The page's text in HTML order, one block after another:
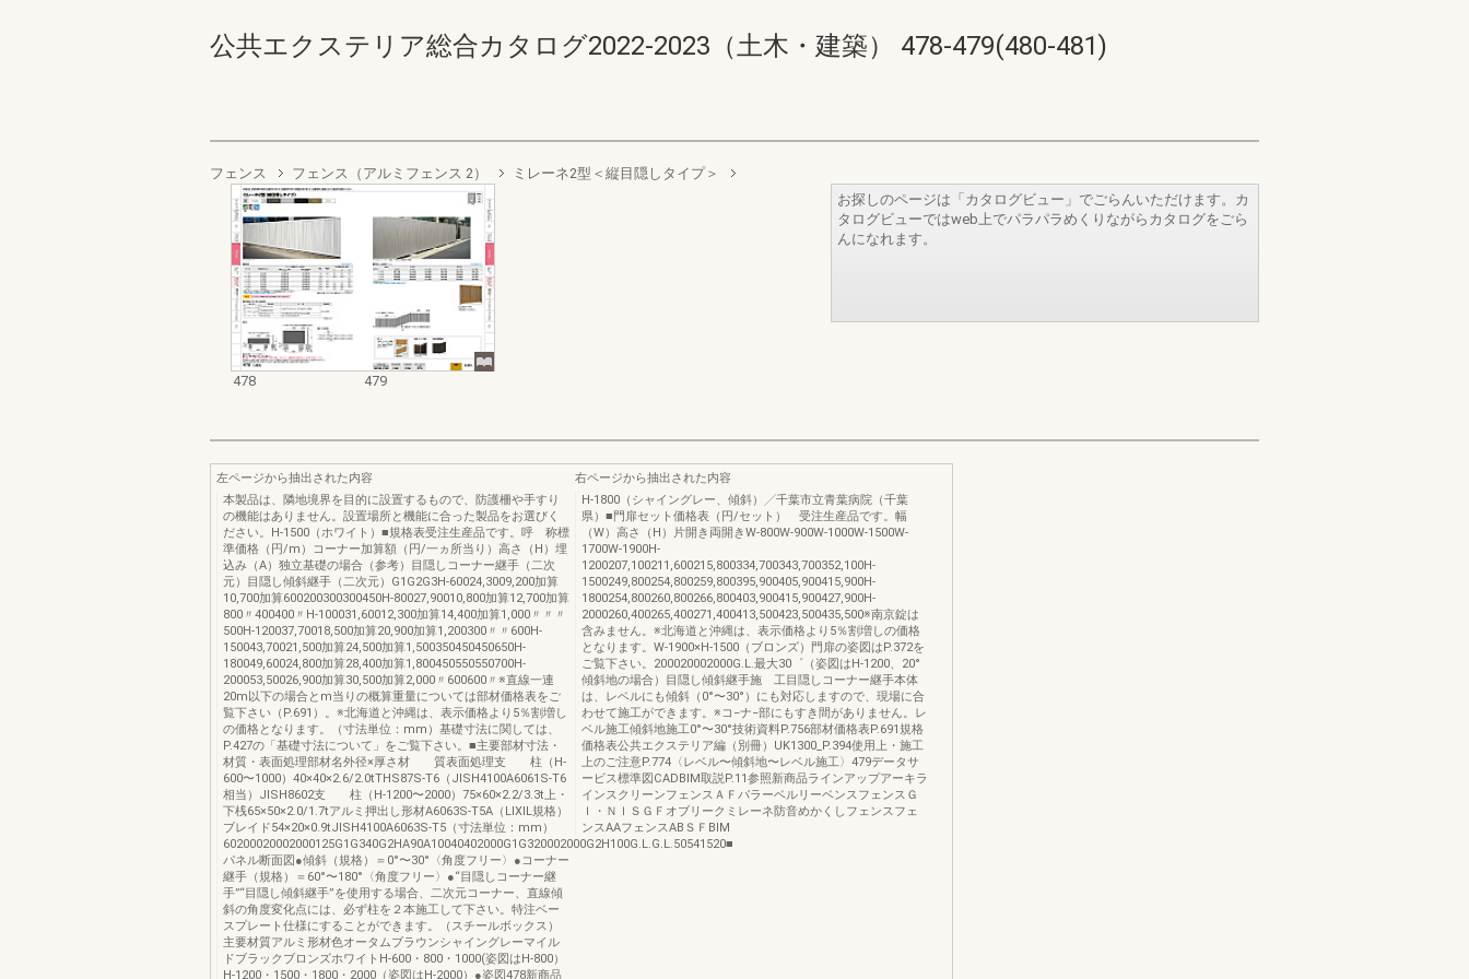
公共エクステリア総合カタログ2022-2023（土木・建築） 478-479(480-481)
フェンス フェンス（アルミフェンス 2） ミレーネ2型＜縦目隠しタイプ＞
478 479
お探しのページは「カタログビュー」でごらんいただけます。カ
タログビューではweb上でパラパラめくりながらカタログをごら
んになれます。
左ページから抽出された内容
本製品は、隣地境界を目的に設置するもので、防護柵や手すり
の機能はありません。設置場所と機能に合った製品をお選びく
ださい。H-1500（ホワイト）■規格表受注生産品です。呼 称標
準価格（円/m）コーナー加算額（円/一ヵ所当り）高さ（H）埋
込み（A）独立基礎の場合（参考）目隠しコーナー継手（二次
元）目隠し傾斜継手（二次元）G1G2G3H-60024,3009,200加算
10,700加算600200300300450H-80027,90010,800加算12,700加算
800〃400400〃H-100031,60012,300加算14,400加算1,000〃〃〃
500H-120037,70018,500加算20,900加算1,200300〃〃600H-
150043,70021,500加算24,500加算1,500350450450650H-
180049,60024,800加算28,400加算1,800450550550700H-
200053,50026,900加算30,500加算2,000〃600600〃※直線一連
20m以下の場合とm当りの概算重量については部材価格表をご
覧下さい（P.691）。※北海道と沖縄は、表示価格より5％割増し
の価格となります。（寸法単位：mm）基礎寸法に関しては、
P.427の「基礎寸法について」をご覧下さい。■主要部材寸法・
材質・表面処理部材名外径×厚さ材 質表面処理支 柱（H-
600〜1000）40×40×2.6/2.0tTHS87S-T6（JISH4100A6061S-T6
相当）JISH8602支 柱（H-1200〜2000）75×60×2.2/3.3t上・
下桟65×50×2.0/1.7tアルミ押出し形材A6063S-T5A（LIXIL規格）
ブレイド54×20×0.9tJISH4100A6063S-T5（寸法単位：mm）
60200020002000125G1G340G2HA90A10040402000G1G320002000G2H100G.L.G.L.50541520■
パネル断面図●傾斜（規格）＝0°〜30°〈角度フリー〉●コーナー
継手（規格）＝60°〜180°〈角度フリー〉●“目隠しコーナー継
手”“目隠し傾斜継手”を使用する場合、二次元コーナー、直線傾
斜の角度変化点には、必ず柱を２本施工して下さい。特注ベー
スプレート仕様にすることができます。（スチールボックス）
主要材質アルミ形材色オータムブラウンシャイングレーマイル
ドブラックブロンズホワイトH-600・800・1000(姿図はH-800）
H-1200・1500・1800・2000（姿図はH-2000）●姿図478新商品
右ページから抽出された内容
H-1800（シャイングレー、傾斜）╱千葉市立青葉病院（千葉
県）■門扉セット価格表（円/セット） 受注生産品です。幅
（W）高さ（H）片開き両開きW-800W-900W-1000W-1500W-
1700W-1900H-
1200207,100211,600215,800334,700343,700352,100H-
1500249,800254,800259,800395,900405,900415,900H-
1800254,800260,800266,800403,900415,900427,900H-
2000260,400265,400271,400413,500423,500435,500※南京錠は
含みません。※北海道と沖縄は、表示価格より5％割増しの価格
となります。W-1900×H-1500（ブロンズ）門扉の姿図はP.372を
ご覧下さい。200020002000G.L.最大30゜（姿図はH-1200、20°
傾斜地の場合）目隠し傾斜継手施 工目隠しコーナー継手本体
は、レベルにも傾斜（0°〜30°）にも対応しますので、現場に合
わせて施工ができます。※コ−ナ−部にもすき間がありません。レ
ベル施工傾斜地施工0°〜30°技術資料P.756部材価格表P.691規格
価格表公共エクステリア編（別冊）UK1300_P.394使用上・施工
上のご注意P.774〈レベル〜傾斜地〜レベル施工〉479データサ
ービス標準図CADBIM取説P.11参照新商品ラインアップアーキラ
インスクリーンフェンスＡＦパラーベルリーベンスフェンスＧ
Ｉ・ＮＩＳＧＦオブリークミレーネ防音めかくしフェンスフェ
ンスAAフェンスABＳＦBIM